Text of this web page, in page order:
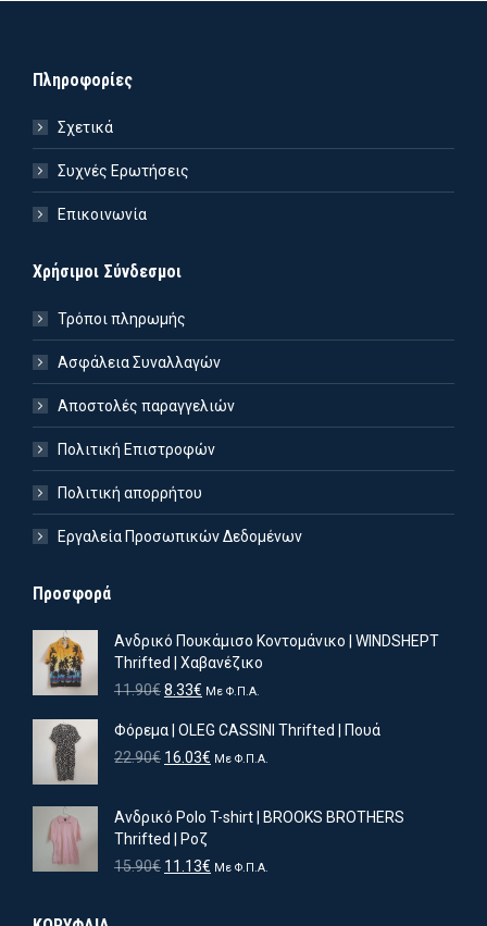
Πληροφορίες
Σχετικά
Συχνές Ερωτήσεις
Επικοινωνία
Χρήσιμοι Σύνδεσμοι
Τρόποι πληρωμής
Ασφάλεια Συναλλαγών
Αποστολές παραγγελιών
Πολιτική Επιστροφών
Πολιτική απορρήτου
Εργαλεία Προσωπικών Δεδομένων
Προσφορά
Ανδρικό Πουκάμισο Κοντομάνικο | WINDSHEPT
Thrifted | Χαβανέζικο
11.90€Original
was:
11.90€.
8.33€ Η
τιμή
είναι:
Με Φ.Π.Α.
Φόρεμα | OLEG CASSINI Thrifted | Πουά
22.90€ Original
22.90€.
16.03€ Η
είναι:
Με Φ.Π.Α.
Ανδρικό Polo T-shirt | BROOKS BROTHERS
Thrifted | Ροζ
15.90€ Original
11.13€ ΗΜε Φ.Π.Α.